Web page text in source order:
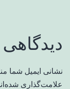
نشانی ایمیل شما
علامت‌گذاری